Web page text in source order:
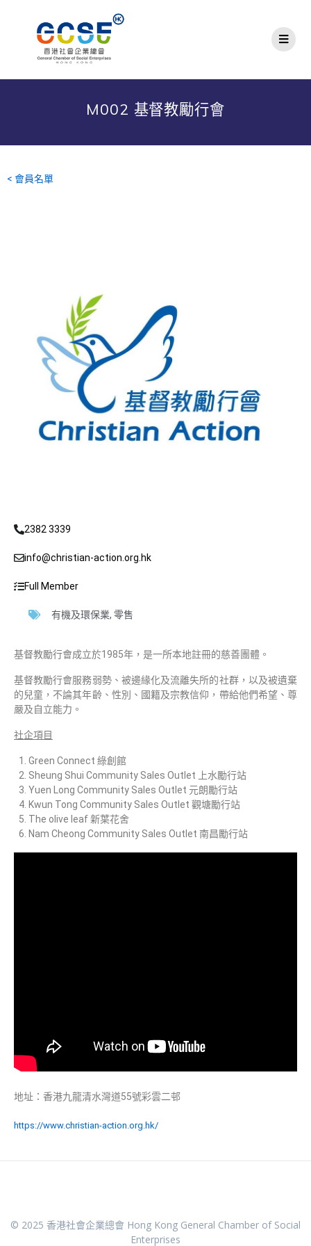
M002 基督教勵行會
< 會員名單
2382 3339
info@christian-action.org.hk
Full Member
有機及環保業, 零售
基督教勵行會成立於1985年，是一所本地註冊的慈善團體。
基督教勵行會服務弱勢、被邊緣化及流離失所的社群，以及被遺棄
的兒童，不論其年齡、性別、國籍及宗教信仰，帶給他們希望、尊
嚴及自立能力。
社企項目
Green Connect 綠創館
Sheung Shui Community Sales Outlet 上水勵行站
Yuen Long Community Sales Outlet 元朗勵行站
Kwun Tong Community Sales Outlet 觀塘勵行站
The olive leaf 新葉花舍
Nam Cheong Community Sales Outlet 南昌勵行站
地址：香港九龍清水灣道55號彩雲二邨
https://www.christian-action.org.hk/
© 2025 香港社會企業總會 Hong Kong General Chamber of Social
Enterprises